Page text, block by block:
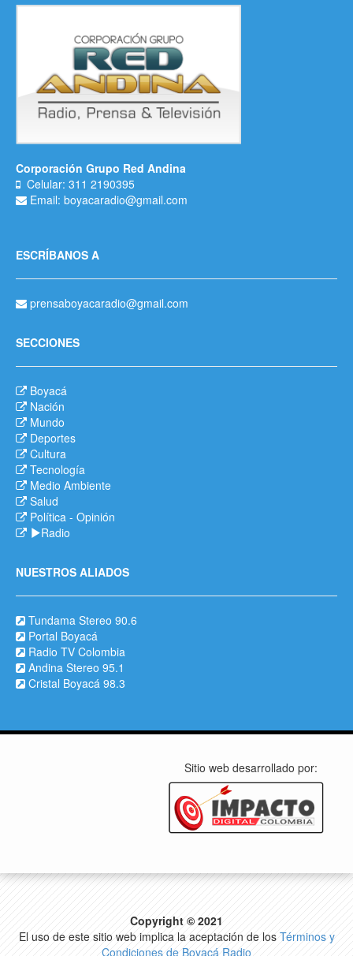
Corporación Grupo Red Andina
Celular: 311 2190395
Email: boyacaradio@gmail.com
ESCRÍBANOS A
prensaboyacaradio@gmail.com
SECCIONES
Boyacá
Nación
Mundo
Deportes
Cultura
Tecnología
Medio Ambiente
Salud
Política - Opinión
Radio
NUESTROS ALIADOS
Tundama Stereo 90.6
Portal Boyacá
Radio TV Colombia
Andina Stereo 95.1
Cristal Boyacá 98.3
Sitio web desarrollado por:
Copyright © 2021
El uso de este sitio web implica la aceptación de los Términos y
Condiciones de Boyacá Radio